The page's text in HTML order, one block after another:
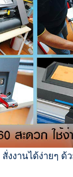
สั่งงานได้ง่ายๆ ด้